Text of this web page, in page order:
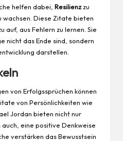
helfen dabei, Resilienzzu
wachsen. Diese Zitate bieten
auf, aus Fehlern zu lernen. Sie
nicht das Ende sind, sondern
darstellen.
von Erfolgssprüchen können
von Persönlichkeiten wie
Jordan bieten nicht nur
eine positive Denkweise
verstärken das Bewusstsein